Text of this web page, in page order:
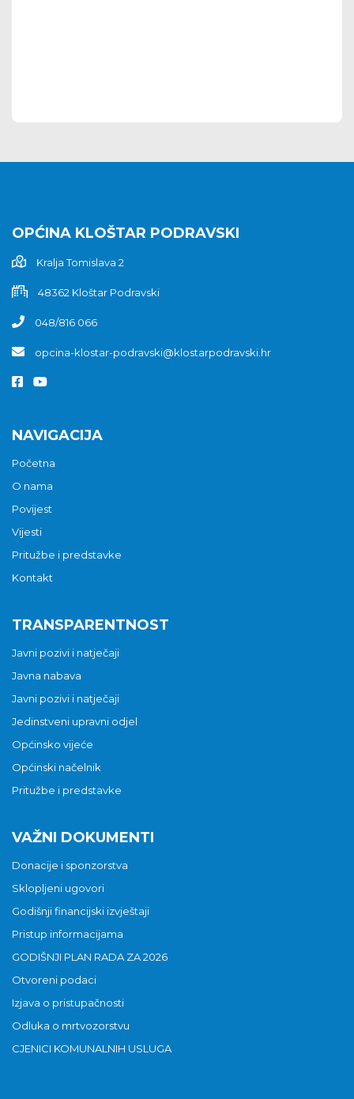
OPĆINA KLOŠTAR PODRAVSKI
Kralja Tomislava 2
48362 Kloštar Podravski
048/816 066
opcina-klostar-podravski@klostarpodravski.hr
NAVIGACIJA
Početna
O nama
Povijest
Vijesti
Pritužbe i predstavke
Kontakt
TRANSPARENTNOST
Javni pozivi i natječaji
Javna nabava
Javni pozivi i natječaji
Jedinstveni upravni odjel
Općinsko vijeće
Općinski načelnik
Pritužbe i predstavke
VAŽNI DOKUMENTI
Donacije i sponzorstva
Sklopljeni ugovori
Godišnji financijski izvještaji
Pristup informacijama
GODIŠNJI PLAN RADA ZA 2026
Otvoreni podaci
Izjava o pristupačnosti
Odluka o mrtvozorstvu
CJENICI KOMUNALNIH USLUGA